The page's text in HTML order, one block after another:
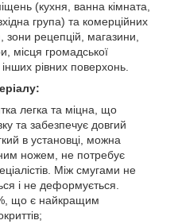
(кухня, ванна кімната,
група) та комерційних
рецепцій, магазини,
місця громадської
рівних поверхонь.
легка та міцна, що
та забезпечує довгий
в установці, можна
ножем, не потребує
Між смугами не
і не деформується.
що є найкращим